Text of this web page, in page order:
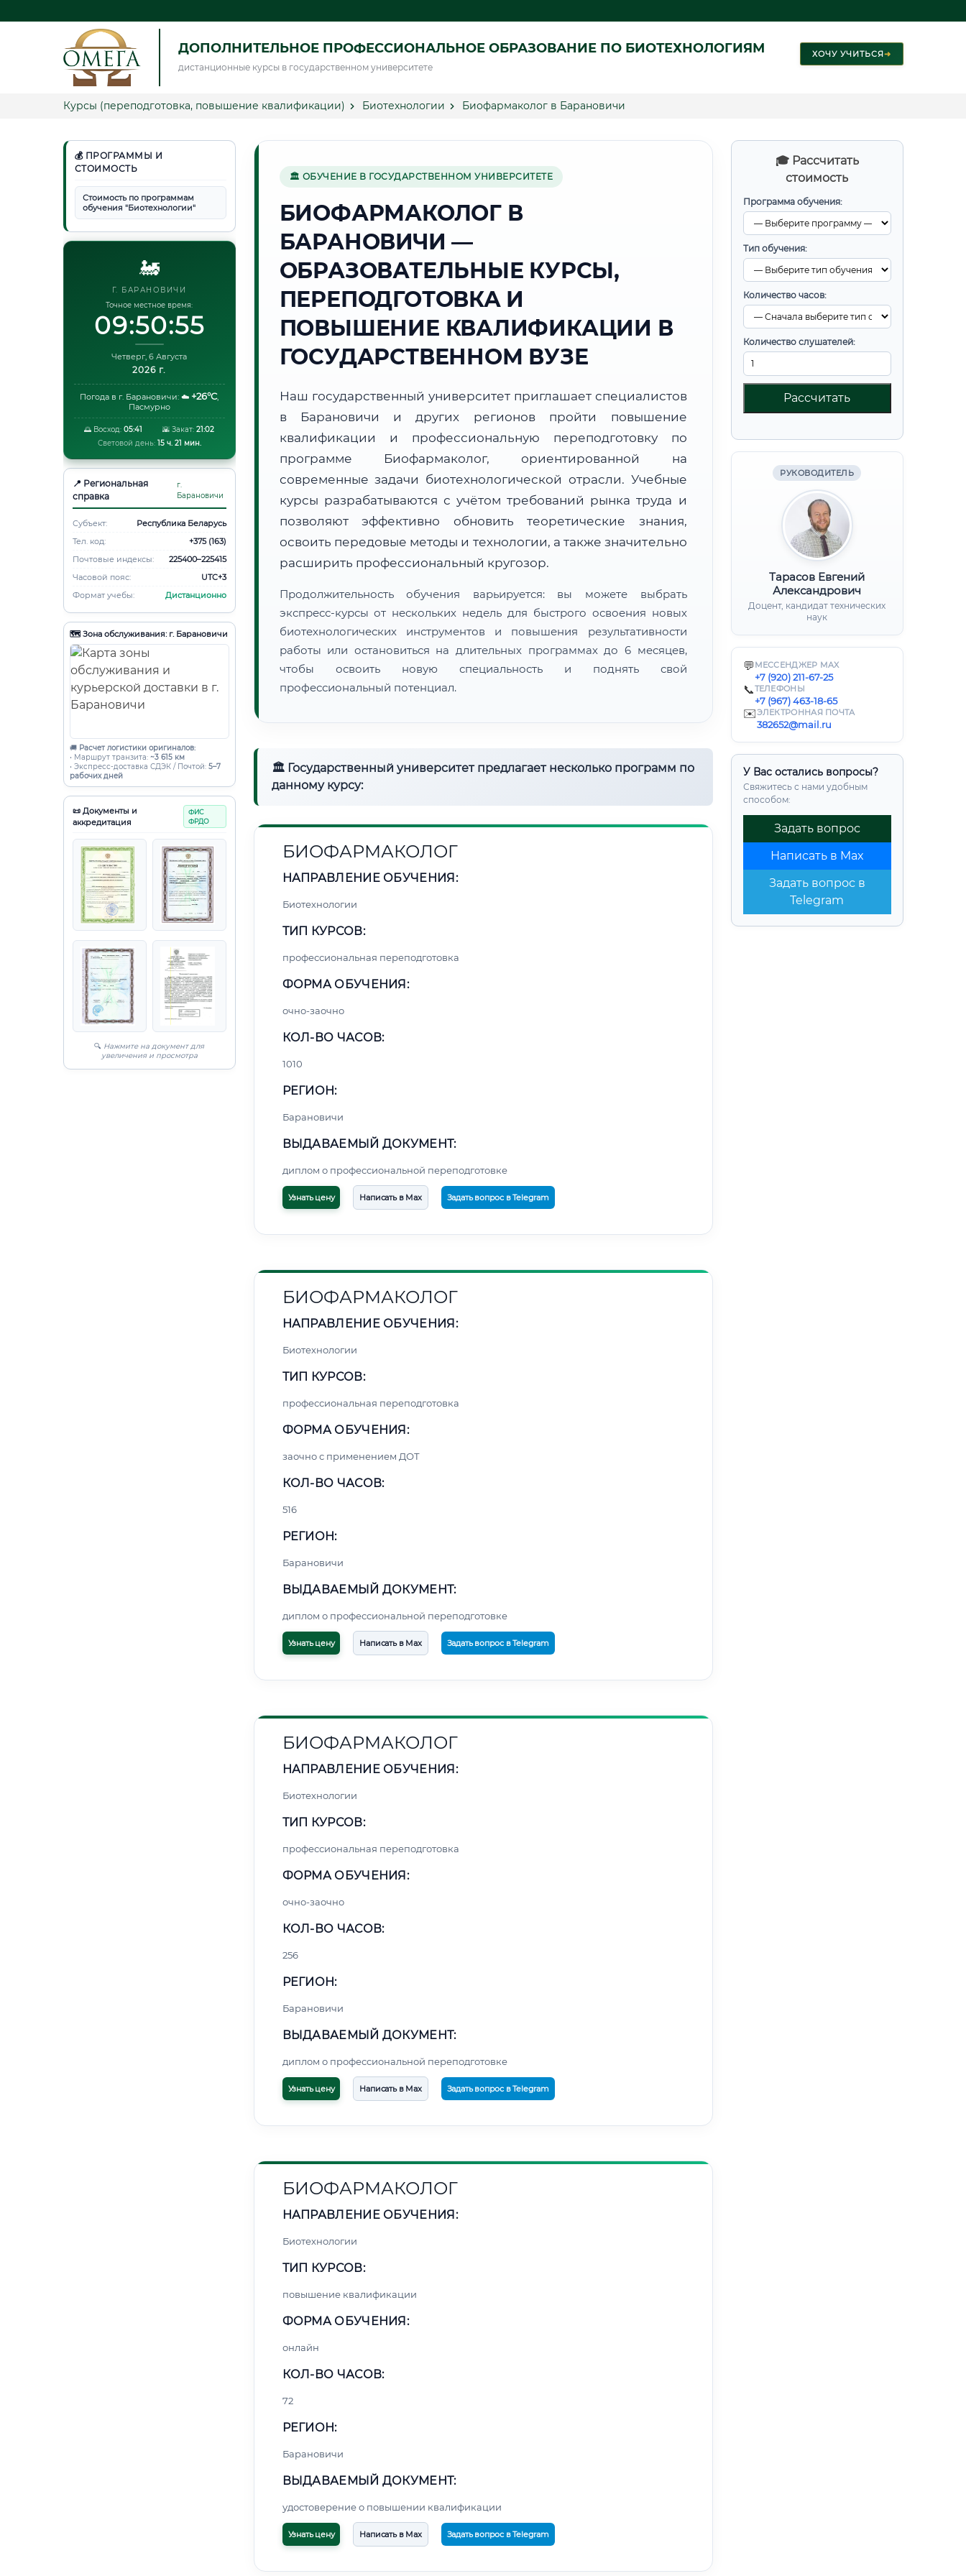
ДОПОЛНИТЕЛЬНОЕ ПРОФЕССИОНАЛЬНОЕ ОБРАЗОВАНИЕ ПО БИОТЕХНОЛОГИЯМ
дистанционные курсы в государственном университете
ХОЧУ УЧИТЬСЯ➜
Курсы (переподготовка, повышение квалификации) Биотехнологии Биофармаколог в Барановичи
💰 ПРОГРАММЫ И
СТОИМОСТЬ
Стоимость по программам
обучения "Биотехнологии"
🚂
Г. БАРАНОВИЧИ
Точное местное время:
09:50:56
Четверг, 6 Августа
2026 г.
Погода в г. Барановичи: ☁️ +26°C,
Пасмурно
🌅 Восход: 05:41 🌇 Закат:21:02
Световой день: 15 ч. 21 мин.
📍 Региональная
справка
г.
Барановичи
Субъект:
Республика Беларусь
Тел. код:
+375 (163)
Почтовые индексы:
225400–225415
Часовой пояс:
UTC+3
Формат учебы:
Дистанционно
🗺️ Зона обслуживания: г. Барановичи
🚚 Расчет логистики оригиналов:
• Маршрут транзита: ~3 615 км
• Экспресс-доставка СДЭК / Почтой: 5–7
рабочих дней
📜 Документы и
аккредитация
ФИС
ФРДО
🔍 Нажмите на документ для
увеличения и просмотра
🎓 Рассчитать
стоимость
Программа обучения:
Тип обучения:
Количество часов:
Количество слушателей:
Рассчитать
РУКОВОДИТЕЛЬ
Тарасов Евгений
Александрович
Доцент, кандидат технических
наук
💬 МЕССЕНДЖЕР MAX
+7 (920) 211-67-25
📞ТЕЛЕФОНЫ
+7 (967) 463-18-65
✉️ЭЛЕКТРОННАЯ ПОЧТА
382652@mail.ru
У Вас остались вопросы?
Свяжитесь с нами удобным
способом:
Задать вопрос
Написать в Max
Задать вопрос в
Telegram
🏛 ОБУЧЕНИЕ В ГОСУДАРСТВЕННОМ УНИВЕРСИТЕТЕ
БИОФАРМАКОЛОГ В
БАРАНОВИЧИ —
ОБРАЗОВАТЕЛЬНЫЕ КУРСЫ,
ПЕРЕПОДГОТОВКА И
ПОВЫШЕНИЕ КВАЛИФИКАЦИИ В
ГОСУДАРСТВЕННОМ ВУЗЕ
Наш государственный университет приглашает специалистов
в Барановичи и других регионов пройти повышение
квалификации и профессиональную переподготовку по
программе Биофармаколог, ориентированной на
современные задачи биотехнологической отрасли. Учебные
курсы разрабатываются с учётом требований рынка труда и
позволяют эффективно обновить теоретические знания,
освоить передовые методы и технологии, а также значительно
расширить профессиональный кругозор.
Продолжительность обучения варьируется: вы можете выбрать
экспресс-курсы от нескольких недель для быстрого освоения новых
биотехнологических инструментов и повышения результативности
работы или остановиться на длительных программах до 6 месяцев,
чтобы освоить новую специальность и поднять свой
профессиональный потенциал.
🏛 Государственный университет предлагает несколько программ по
данному курсу:
БИОФАРМАКОЛОГ
НАПРАВЛЕНИЕ ОБУЧЕНИЯ:
Биотехнологии
ТИП КУРСОВ:
профессиональная переподготовка
ФОРМА ОБУЧЕНИЯ:
очно-заочно
КОЛ-ВО ЧАСОВ:
1010
РЕГИОН:
Барановичи
ВЫДАВАЕМЫЙ ДОКУМЕНТ:
диплом о профессиональной переподготовке
Узнать цену Написать в Max Задать вопрос в Telegram
БИОФАРМАКОЛОГ
НАПРАВЛЕНИЕ ОБУЧЕНИЯ:
Биотехнологии
ТИП КУРСОВ:
профессиональная переподготовка
ФОРМА ОБУЧЕНИЯ:
заочно с применением ДОТ
КОЛ-ВО ЧАСОВ:
516
РЕГИОН:
Барановичи
ВЫДАВАЕМЫЙ ДОКУМЕНТ:
диплом о профессиональной переподготовке
Узнать цену Написать в Max Задать вопрос в Telegram
БИОФАРМАКОЛОГ
НАПРАВЛЕНИЕ ОБУЧЕНИЯ:
Биотехнологии
ТИП КУРСОВ:
профессиональная переподготовка
ФОРМА ОБУЧЕНИЯ:
очно-заочно
КОЛ-ВО ЧАСОВ:
256
РЕГИОН:
Барановичи
ВЫДАВАЕМЫЙ ДОКУМЕНТ:
диплом о профессиональной переподготовке
Узнать цену Написать в Max Задать вопрос в Telegram
БИОФАРМАКОЛОГ
НАПРАВЛЕНИЕ ОБУЧЕНИЯ:
Биотехнологии
ТИП КУРСОВ:
повышение квалификации
ФОРМА ОБУЧЕНИЯ:
онлайн
КОЛ-ВО ЧАСОВ:
72
РЕГИОН:
Барановичи
ВЫДАВАЕМЫЙ ДОКУМЕНТ:
удостоверение о повышении квалификации
Узнать цену Написать в Max Задать вопрос в Telegram